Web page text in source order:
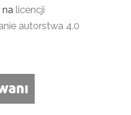
licencji
autorstwa 4.0